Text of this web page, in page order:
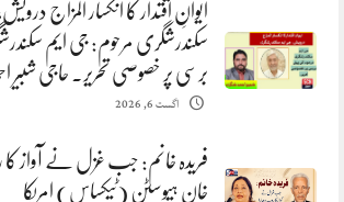
ایوانِ اقتدار کا انکسار المزاج
سکندرشگری مرحوم: جی ایم
برسی پر خصوصی تحریر. حاجی شبیر
اگست 6, 2026
فریدہ خانم: جب غزل نے آواز
خان ہیوسٹن (ٹیکساس) امریکا